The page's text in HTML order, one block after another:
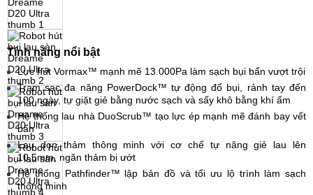
Tính năng nổi bật
Lực hút Vormax™ mạnh mẽ 13.000Pa làm sạch bụi bẩn vượt trội
Trạm sạc đa năng PowerDock™ tự động đổ bụi, rảnh tay đến
100 ngày, tự giặt giẻ bằng nước sạch và sấy khô bằng khí ấm
Hệ thống lau nhà DuoScrub™ tạo lực ép mạnh mẽ đánh bay vết
bẩn
Lau dọn thảm thông minh với cơ chế tự nâng giẻ lau lên
10,5mm, ngăn thảm bị ướt
Hệ thống Pathfinder™ lập bản đồ và tối ưu lộ trình làm sạch
thông minh